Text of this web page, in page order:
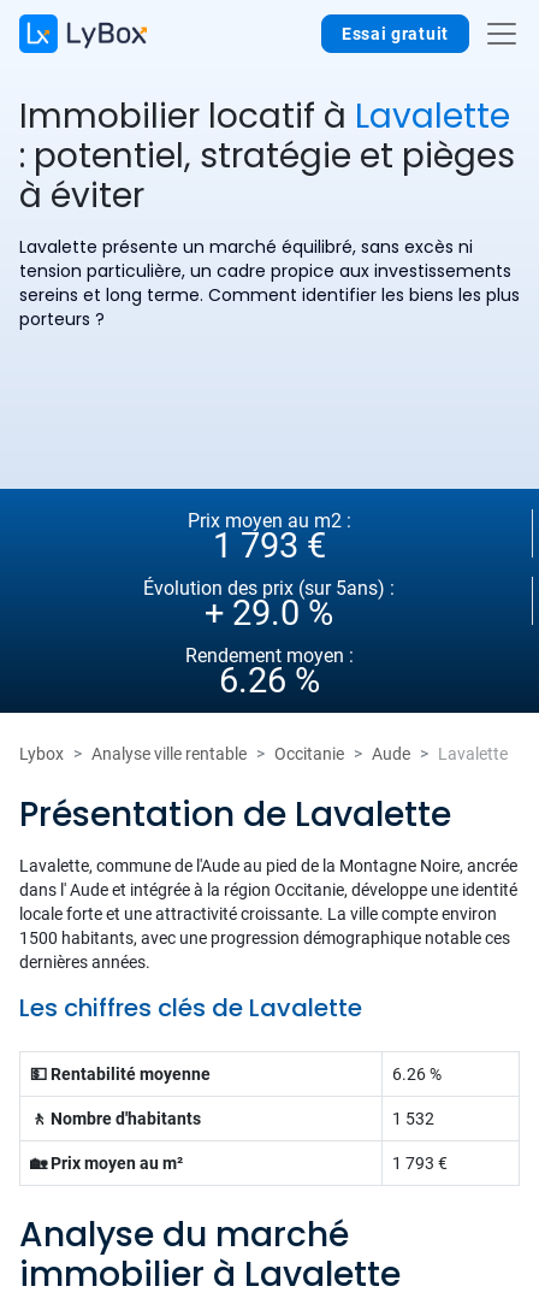
Essai gratuit
Immobilier locatif à Lavalette
: potentiel, stratégie et pièges
à éviter
Lavalette présente un marché équilibré, sans excès ni
tension particulière, un cadre propice aux investissements
sereins et long terme. Comment identifier les biens les plus
porteurs ?
Prix moyen au m2 :
1 793 €
Évolution des prix (sur 5ans) :
+ 29.0 %
Rendement moyen :
6.26 %
Lybox Analyse ville rentable Occitanie Aude Lavalette
Présentation de Lavalette
Lavalette, commune de l'Aude au pied de la Montagne Noire, ancrée
dans l' Aude et intégrée à la région Occitanie, développe une identité
locale forte et une attractivité croissante. La ville compte environ
1500 habitants, avec une progression démographique notable ces
dernières années.
Les chiffres clés de Lavalette
💵 Rentabilité moyenne 6.26 %
🚶 Nombre d'habitants 1 532
🏡 Prix moyen au m² 1 793 €
Analyse du marché
immobilier à Lavalette